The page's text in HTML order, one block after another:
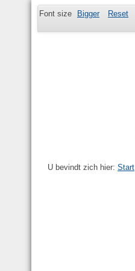
Font size Bigger Reset
U bevindt zich hier: Start